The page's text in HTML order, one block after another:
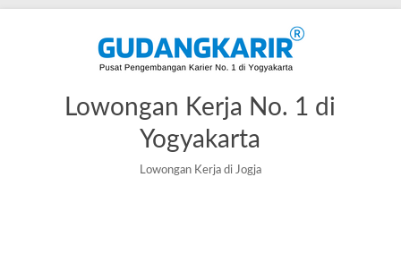
Lowongan Kerja No. 1 di
Yogyakarta
Lowongan Kerja di Jogja